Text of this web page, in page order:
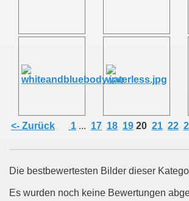
<- Zurück 1 ... 17 18 19 20 21 22
Die bestbewertesten Bilder dieser
Es wurden noch keine Bewertungen